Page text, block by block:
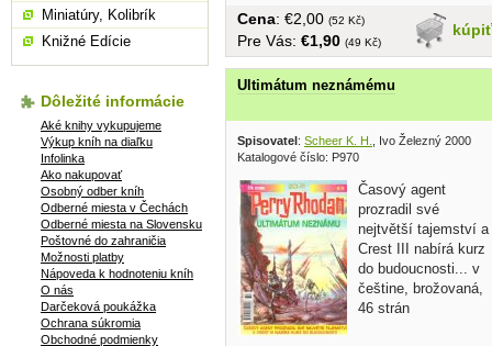
kúpiť
Cena: €2,00 (52 Kč)
Pre Vás: €1,90 (49 Kč)
Ultimátum neznámému
Spisovatel : Scheer K. H., Ivo Železný 2000
Katalogové číslo: P970
Časový agent
prozradil své
nejtvětší tajemství a
Crest III nabírá kurz
do budoucnosti... v
češtine, brožovaná,
46 strán
Miniatúry, Kolibrík
Knižné Edície
Dôležité informácie
Aké knihy vykupujeme
Výkup kníh na diaľku
Infolinka
Ako nakupovať
Osobný odber kníh
Odberné miesta v Čechách
Odberné miesta na Slovensku
Poštovné do zahraničia
Možnosti platby
Nápoveda k hodnoteniu kníh
O nás
Darčeková poukážka
Ochrana súkromia
Obchodné podmienky